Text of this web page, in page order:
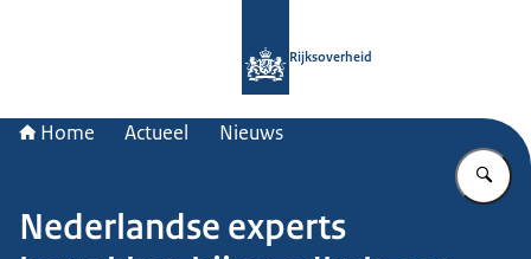
Rijksoverheid
Home Actueel Nieuws
Nederlandse experts